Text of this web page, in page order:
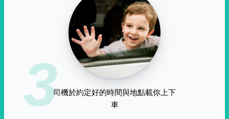
3司機於約定好的時間與地點載你上下
車